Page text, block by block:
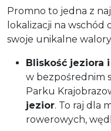
Promno to jedna z
lokalizacji na wschód
swoje unikalne
Bliskość jeziora
w bezpośrednim
Parku
jezior. To raj dla
rowerowych,